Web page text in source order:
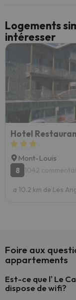
Logements
intéresser
Hotel
Mont-Louis
8
1042
a 10.2 km de Les
Foire aux
appartements
Est-ce que l' Le
dispose de wifi?